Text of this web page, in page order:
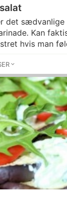
det sædvanlige
Kan
hvis man